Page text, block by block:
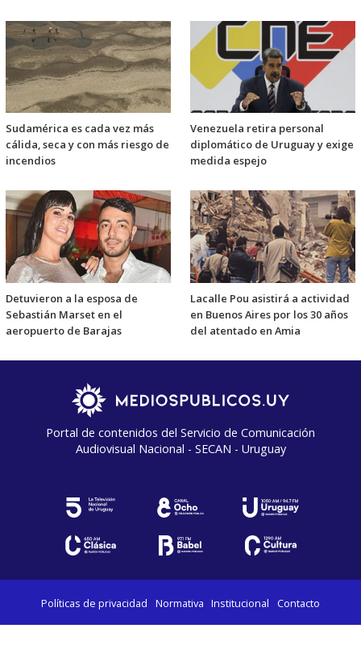
Sudamérica es cada vez más
cálida, seca y con más riesgo de
incendios
Venezuela retira personal
diplomático de Uruguay y exige
medida espejo
Detuvieron a la esposa de
Sebastián Marset en el
aeropuerto de Barajas
Lacalle Pou asistirá a actividad
en Buenos Aires por los 30 años
del atentado en Amia
Portal de contenidos del Servicio de Comunicación
Audiovisual Nacional - SECAN - Uruguay
Políticas de privacidad Normativa Institucional Contacto